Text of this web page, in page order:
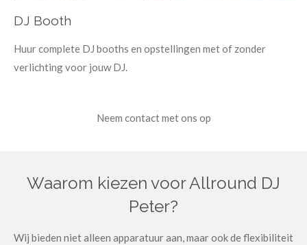
DJ Booth
Huur complete DJ booths en opstellingen met of zonder
verlichting voor jouw DJ.
Neem contact met ons op
Waarom kiezen voor Allround DJ
Peter?
Wij bieden niet alleen apparatuur aan, maar ook de flexibiliteit